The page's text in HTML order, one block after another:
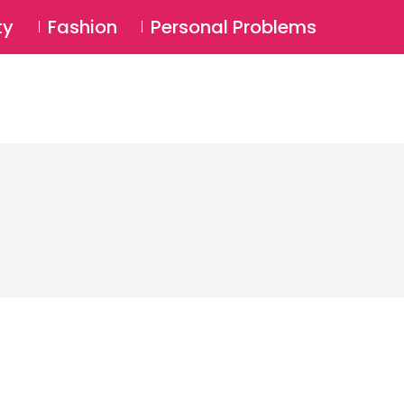
Login ⚲
Fashion Personal Problems